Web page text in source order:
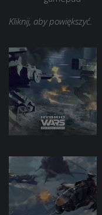
Kliknij, aby powiększyć.